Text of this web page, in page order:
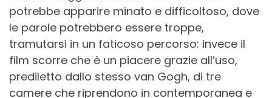
potrebbe apparire minato e difficoltoso, dove
le parole potrebbero essere troppe,
tramutarsi in un faticoso percorso: invece il
film scorre che è un piacere grazie all’uso,
prediletto dallo stesso van Gogh, di tre
camere che riprendono in contemporanea e